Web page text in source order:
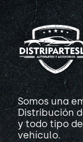
Somos una
Distribución
y todo tipo
vehículo.